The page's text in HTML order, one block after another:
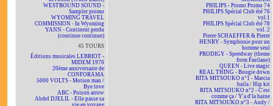
WESTBOUND SOUND -
Sampler promo
WYOMING TRAVEL
COMMISSION - In Wyoming
YANN - Continent perdu
(continue continue)
45 TOURS
Éditions musicales LEBRIOT -
MIDEM 1970
20ème anniversaire de
CONFORAMA
5000 VOLTS - Motion man /
Bye love
ABC - Poison arrow
Abdel DJELIL - Elle passe sa
vie en voyage
PHILIPS - Promo Promo 74
PHILIPS Spécial Club été 76
vol.1
PHILIPS Spécial Club été 78
vol. 2
Pierre SCHAEFFER & Pierre
HENRY - Symphonie pour un
homme seul
PRODIGY - Speedway (theme
from Fastlane)
QUEEN - Live magic
REAL THING - Boogie down
RITA MITSOUKO n°1 - Marcia
baila / Hip kit
RITA MITSOUKO n°2 - C'est
comme ça / Y'a d'la haine
RITA MITSOUKO n°3 - Andy /